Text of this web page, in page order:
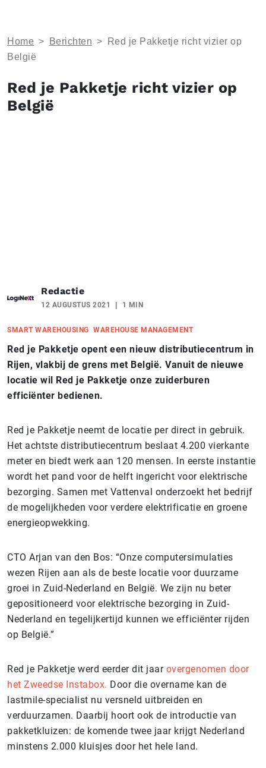
Home > Berichten >
Red je Pakketje richt vizier op
België
Red je Pakketje richt vizier op
België
Redactie
12 AUGUSTUS 2021 1 MIN
SMART WAREHOUSING WAREHOUSE MANAGEMENT
Red je Pakketje opent een nieuw distributiecentrum in
Rijen, vlakbij de grens met België. Vanuit de nieuwe
locatie wil Red je Pakketje onze zuiderburen
efficiënter bedienen.
Red je Pakketje neemt de locatie per direct in gebruik.
Het achtste distributiecentrum beslaat 4.200 vierkante
meter en biedt werk aan 120 mensen. In eerste instantie
wordt het pand voor de helft ingericht voor elektrische
bezorging. Samen met Vattenval onderzoekt het bedrijf
de mogelijkheden voor verdere elektrificatie en groene
energieopwekking.
CTO Arjan van den Bos: “Onze computersimulaties
wezen Rijen aan als de beste locatie voor duurzame
groei in Zuid-Nederland en België. We zijn nu beter
gepositioneerd voor elektrische bezorging in Zuid-
Nederland en tegelijkertijd kunnen we efficiënter rijden
op België.”
Red je Pakketje werd eerder dit jaar overgenomen door
het Zweedse Instabox. Door die overname kan de
lastmile-specialist nu versneld uitbreiden en
verduurzamen. Daarbij hoort ook de introductie van
pakketkluizen: de komende twee jaar krijgt Nederland
minstens 2.000 kluisjes door het hele land.